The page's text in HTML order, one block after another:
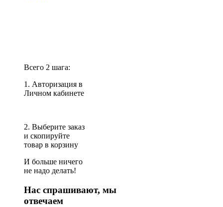
Всего 2 шага:
1. Авторизация в
Личном кабинете
2. Выберите заказ
и скопируйте
товар в корзину
И больше ничего
не надо делать!
Нас спрашивают, мы
отвечаем